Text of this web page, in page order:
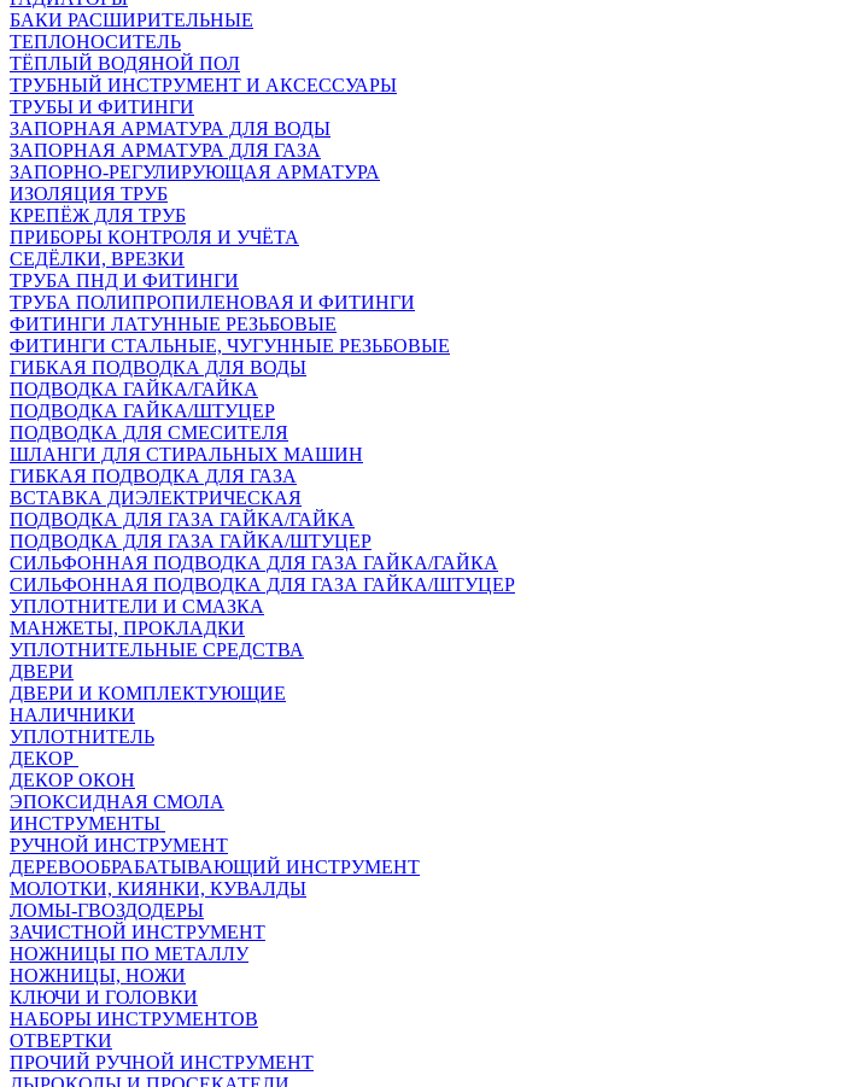
БАКИ РАСШИРИТЕЛЬНЫЕ
ТЕПЛОНОСИТЕЛЬ
ТЁПЛЫЙ ВОДЯНОЙ ПОЛ
ТРУБНЫЙ ИНСТРУМЕНТ И АКСЕССУАРЫ
ТРУБЫ И ФИТИНГИ
ЗАПОРНАЯ АРМАТУРА ДЛЯ ВОДЫ
ЗАПОРНАЯ АРМАТУРА ДЛЯ ГАЗА
ЗАПОРНО-РЕГУЛИРУЮЩАЯ АРМАТУРА
ИЗОЛЯЦИЯ ТРУБ
КРЕПЁЖ ДЛЯ ТРУБ
ПРИБОРЫ КОНТРОЛЯ И УЧЁТА
СЕДЁЛКИ, ВРЕЗКИ
ТРУБА ПНД И ФИТИНГИ
ТРУБА ПОЛИПРОПИЛЕНОВАЯ И ФИТИНГИ
ФИТИНГИ ЛАТУННЫЕ РЕЗЬБОВЫЕ
ФИТИНГИ СТАЛЬНЫЕ, ЧУГУННЫЕ РЕЗЬБОВЫЕ
ГИБКАЯ ПОДВОДКА ДЛЯ ВОДЫ
ПОДВОДКА ГАЙКА/ГАЙКА
ПОДВОДКА ГАЙКА/ШТУЦЕР
ПОДВОДКА ДЛЯ СМЕСИТЕЛЯ
ШЛАНГИ ДЛЯ СТИРАЛЬНЫХ МАШИН
ГИБКАЯ ПОДВОДКА ДЛЯ ГАЗА
ВСТАВКА ДИЭЛЕКТРИЧЕСКАЯ
ПОДВОДКА ДЛЯ ГАЗА ГАЙКА/ГАЙКА
ПОДВОДКА ДЛЯ ГАЗА ГАЙКА/ШТУЦЕР
СИЛЬФОННАЯ ПОДВОДКА ДЛЯ ГАЗА ГАЙКА/ГАЙКА
СИЛЬФОННАЯ ПОДВОДКА ДЛЯ ГАЗА ГАЙКА/ШТУЦЕР
УПЛОТНИТЕЛИ И СМАЗКА
МАНЖЕТЫ, ПРОКЛАДКИ
УПЛОТНИТЕЛЬНЫЕ СРЕДСТВА
ДВЕРИ
ДВЕРИ И КОМПЛЕКТУЮЩИЕ
НАЛИЧНИКИ
УПЛОТНИТЕЛЬ
ДЕКОР
ДЕКОР ОКОН
ЭПОКСИДНАЯ СМОЛА
ИНСТРУМЕНТЫ
РУЧНОЙ ИНСТРУМЕНТ
ДЕРЕВООБРАБАТЫВАЮЩИЙ ИНСТРУМЕНТ
МОЛОТКИ, КИЯНКИ, КУВАЛДЫ
ЛОМЫ-ГВОЗДОДЕРЫ
ЗАЧИСТНОЙ ИНСТРУМЕНТ
НОЖНИЦЫ ПО МЕТАЛЛУ
НОЖНИЦЫ, НОЖИ
КЛЮЧИ И ГОЛОВКИ
НАБОРЫ ИНСТРУМЕНТОВ
ОТВЕРТКИ
ПРОЧИЙ РУЧНОЙ ИНСТРУМЕНТ